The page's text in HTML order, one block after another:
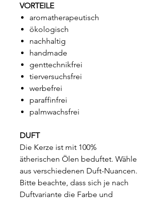
VORTEILE
aromatherapeutisch
ökologisch
nachhaltig
handmade
genttechnikfrei
tierversuchsfrei
werbefrei
paraffinfrei
palmwachsfrei
DUFT
Die Kerze ist mit 100%
ätherischen Ölen beduftet. Wähle
aus verschiedenen Duft-Nuancen.
Bitte beachte, dass sich je nach
Duftvariante die Farbe und